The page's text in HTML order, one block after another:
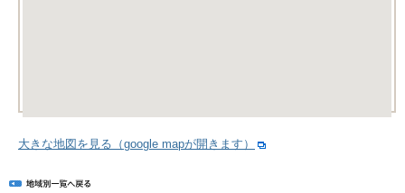
大きな地図を見る（google mapが開きます）